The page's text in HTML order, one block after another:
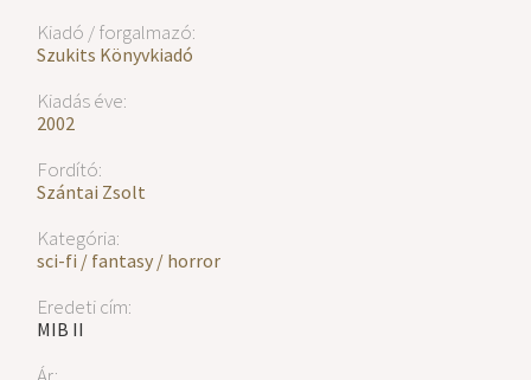
Kiadó / forgalmazó:
Szukits Könyvkiadó
Kiadás éve:
2002
Fordító:
Szántai Zsolt
Kategória:
sci-fi / fantasy / horror
Eredeti cím:
MIB II